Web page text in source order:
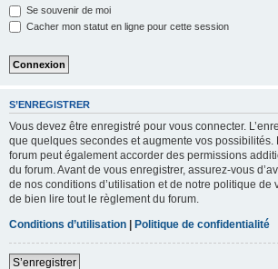
Se souvenir de moi
Cacher mon statut en ligne pour cette session
S’ENREGISTRER
Vous devez être enregistré pour vous connecter.
que quelques secondes et augmente vos possibilités.
forum peut également accorder des permissions
du forum. Avant de vous enregistrer, assurez-vous
de nos conditions d’utilisation et de notre politique de
de bien lire tout le règlement du forum.
Conditions d’utilisation | Politique de confidentialité
S’enregistrer